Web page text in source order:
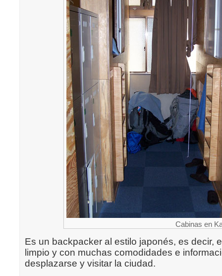
Cabinas en
Es un backpacker al estilo japonés, es decir,
limpio y con muchas comodidades e
desplazarse y visitar la ciudad.